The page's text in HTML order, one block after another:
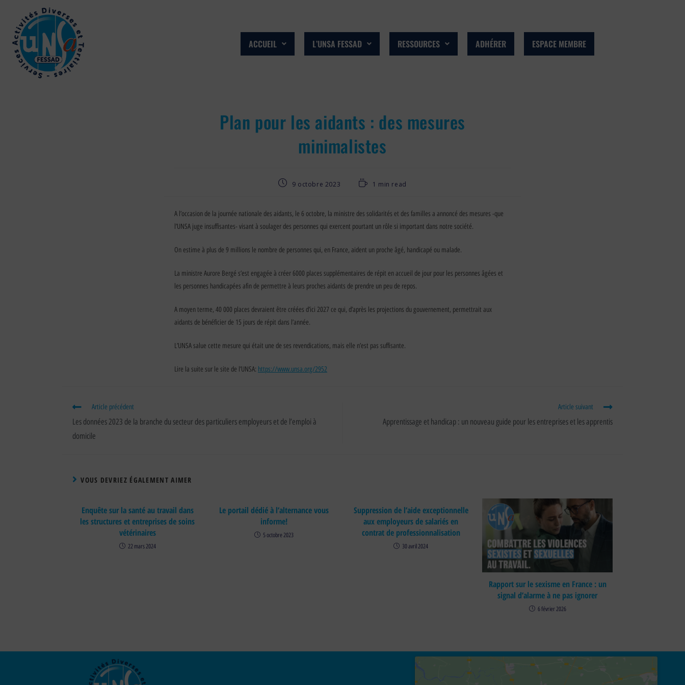
ACCUEIL L’UNSA FESSAD RESSOURCES ADHÉRER ESPACE MEMBRE
Plan pour les aidants : des mesures
minimalistes
9 octobre 2023 1 min read
A l’occasion de la journée nationale des aidants, le 6 octobre, la ministre des solidarités et des familles a annoncé des mesures -que
l’UNSA juge insuffisantes- visant à soulager des personnes qui exercent pourtant un rôle si important dans notre société.
On estime à plus de 9 millions le nombre de personnes qui, en France, aident un proche âgé, handicapé ou malade.
La ministre Aurore Bergé s’est engagée à créer 6000 places supplémentaires de répit en accueil de jour pour les personnes âgées et
les personnes handicapées afin de permettre à leurs proches aidants de prendre un peu de repos.
A moyen terme, 40 000 places devraient être créées d’ici 2027 ce qui, d’après les projections du gouvernement, permettrait aux
aidants de bénéficier de 15 jours de répit dans l’année.
L’UNSA salue cette mesure qui était une de ses revendications, mais elle n’est pas suffisante.
Lire la suite sur le site de l’UNSA: https://www.unsa.org/2952
Article précédent
Les données 2023 de la branche du secteur des particuliers employeurs et de l’emploi à
domicile
Article suivant
Apprentissage et handicap : un nouveau guide pour les entreprises et les apprentis
VOUS DEVRIEZ ÉGALEMENT AIMER
Enquête sur la santé au travail dans
les structures et entreprises de soins
vétérinaires
22 mars 2024
Le portail dédié à l’alternance vous
informe!
5 octobre 2023
Suppression de l’aide exceptionnelle
aux employeurs de salariés en
contrat de professionnalisation
30 avril 2024
Rapport sur le sexisme en France : un
signal d’alarme à ne pas ignorer
6 février 2026